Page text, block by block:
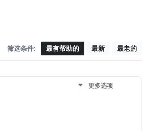
筛选条件: 最有帮助的 最新 最老的
更多选项